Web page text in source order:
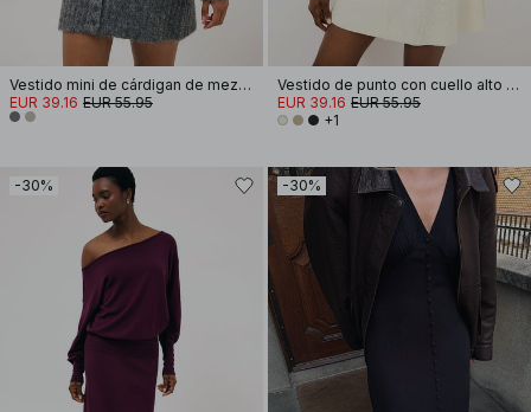
Vestido mini de cárdigan de mezcla de lana tejida
EUR 39.16 EUR 55.95
Vestido de punto con cuello alto y mangas abullonadas
EUR 39.16 EUR 55.95
+1
-30% -30%